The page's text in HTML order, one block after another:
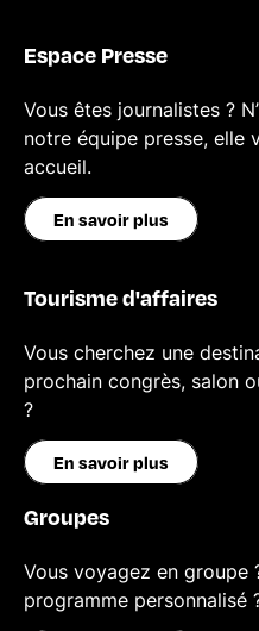
Espace Presse
Vous êtes journalistes ?
notre équipe presse, elle
accueil.
En savoir plus
Tourisme d'affaires
Vous cherchez une
prochain congrès, salon
?
En savoir plus
Groupes
Vous voyagez en groupe
programme personnalisé